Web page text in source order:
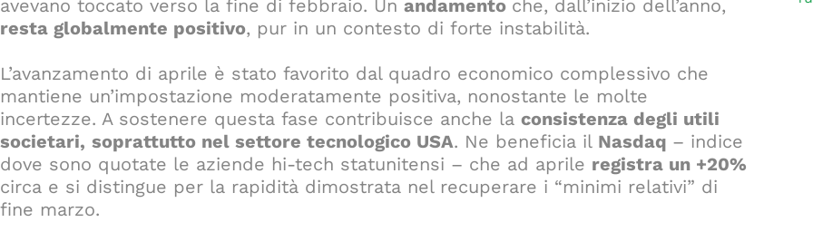
avevano toccato verso la fine di febbraio. Un andamento che, dall’inizio dell’anno,
resta globalmente positivo, pur in un contesto di forte instabilità.
L’avanzamento di aprile è stato favorito dal quadro economico complessivo che
mantiene un’impostazione moderatamente positiva, nonostante le molte
incertezze. A sostenere questa fase contribuisce anche la consistenza degli utili
societari, soprattutto nel settore tecnologico USA. Ne beneficia il Nasdaq – indice
dove sono quotate le aziende hi-tech statunitensi – che ad aprile registra un +20%
circa e si distingue per la rapidità dimostrata nel recuperare i “minimi relativi” di
fine marzo.